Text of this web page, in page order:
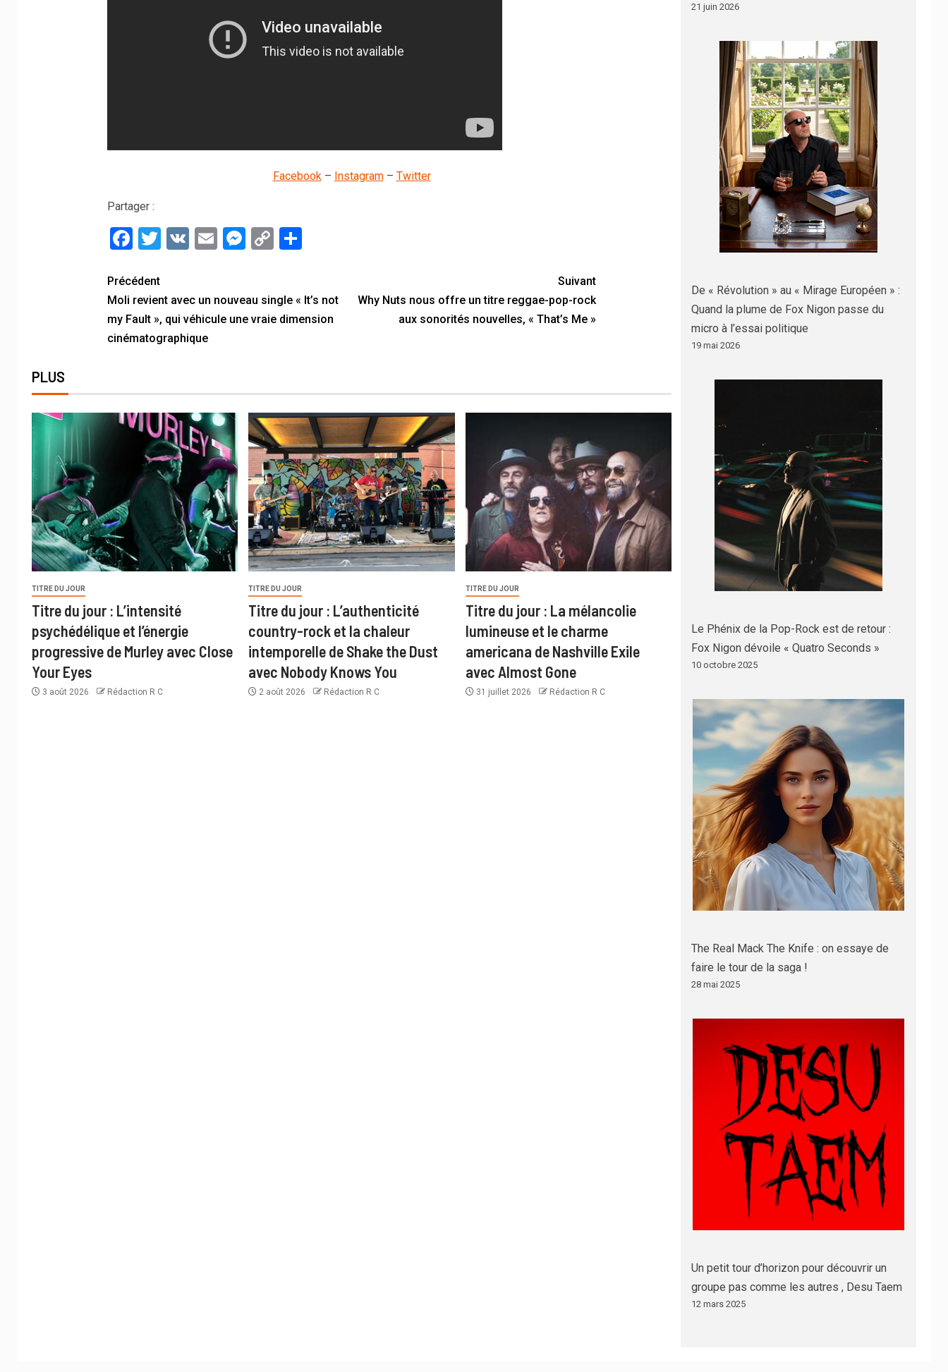
Facebook– Instagram– Twitter
Partager :
Facebook
Twitter
VKEmailMessenger
CopyPartager
Précédent
Moli revient avec un nouveau single « It’s not
my Fault », qui véhicule une vraie dimension
cinématographique
Suivant
Why Nuts nous offre un titre reggae-pop-rock
aux sonorités nouvelles, « That’s Me »
PLUS
TITRE DU JOUR
Titre du jour : L’intensité
psychédélique et l’énergie
progressive de Murley avec Close
Your Eyes
3 août 2026 Rédaction R C
TITRE DU JOUR
Titre du jour : L’authenticité
country-rock et la chaleur
intemporelle de Shake the Dust
avec Nobody Knows You
2 août 2026 Rédaction R C
TITRE DU JOUR
Titre du jour : La mélancolie
lumineuse et le charme
americana de Nashville Exile
avec Almost Gone
31 juillet 2026 Rédaction R C
21 juin 2026
De « Révolution » au « Mirage Européen » :
Quand la plume de Fox Nigon passe du
micro à l’essai politique
19 mai 2026
Le Phénix de la Pop-Rock est de retour :
Fox Nigon dévoile « Quatro Seconds »
10 octobre 2025
The Real Mack The Knife : on essaye de
faire le tour de la saga !
28 mai 2025
Un petit tour d’horizon pour découvrir un
groupe pas comme les autres , Desu Taem
12 mars 2025